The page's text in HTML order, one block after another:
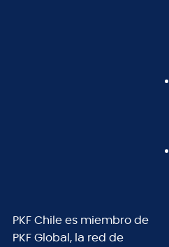
PKF Chile es miembro de
PKF Global, la red de